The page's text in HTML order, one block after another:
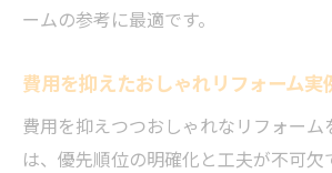
ームの参考に最適です。
費用を抑えたおしゃれリフォーム実
費用を抑えつつおしゃれなリフォーム
は、優先順位の明確化と工夫が不可欠